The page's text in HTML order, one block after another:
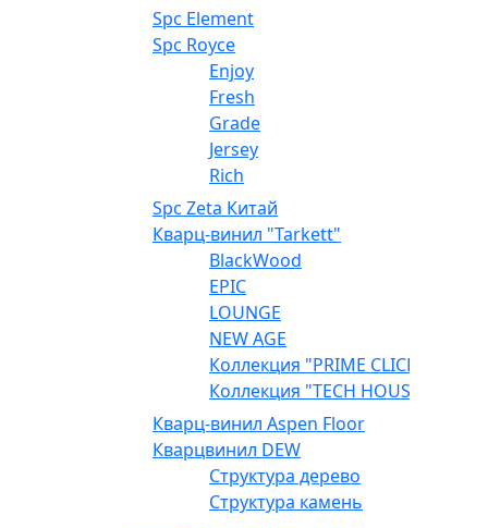
Spc Element
Spc Royce
Enjoy
Fresh
Grade
Jersey
Rich
Spc Zeta Китай
Кварц-винил "Tarkett"
BlackWood
EPIC
LOUNGE
NEW AGE
Коллекция "PRIME CLICK"
Коллекция "TECH HOUSE"
Кварц-винил Aspen Floor
Кварцвинил DEW
Структура дерево
Структура камень